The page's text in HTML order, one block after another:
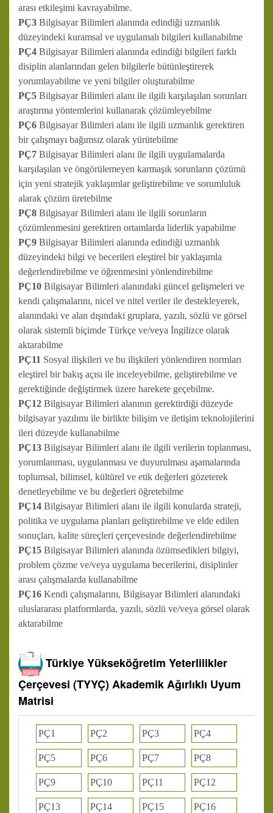
arası etkileşimi kavrayabilme.
PÇ3 Bilgisayar Bilimleri alanında edindiği uzmanlık
düzeyindeki kuramsal ve uygulamalı bilgileri kullanabilme
PÇ4 Bilgisayar Bilimleri alanında edindiği bilgileri farklı
disiplin alanlarından gelen bilgilerle bütünleştirerek
yorumlayabilme ve yeni bilgiler oluşturabilme
PÇ5 Bilgisayar Bilimleri alanı ile ilgili karşılaşılan sorunları
araştırma yöntemlerini kullanarak çözümleyebilme
PÇ6 Bilgisayar Bilimleri alanı ile ilgili uzmanlık gerektiren
bir çalışmayı bağımsız olarak yürütebilme
PÇ7 Bilgisayar Bilimleri alanı ile ilgili uygulamalarda
karşılaşılan ve öngörülemeyen karmaşık sorunların çözümü
için yeni stratejik yaklaşımlar geliştirebilme ve sorumluluk
alarak çözüm üretebilme
PÇ8 Bilgisayar Bilimleri alanı ile ilgili sorunların
çözümlenmesini gerektiren ortamlarda liderlik yapabilme
PÇ9 Bilgisayar Bilimleri alanında edindiği uzmanlık
düzeyindeki bilgi ve becerileri eleştirel bir yaklaşımla
değerlendirebilme ve öğrenmesini yönlendirebilme
PÇ10 Bilgisayar Bilimleri alanındaki güncel gelişmeleri ve
kendi çalışmalarını, nicel ve nitel veriler ile destekleyerek,
alanındaki ve alan dışındaki gruplara, yazılı, sözlü ve görsel
olarak sistemli biçimde Türkçe ve/veya İngilizce olarak
aktarabilme
PÇ11 Sosyal ilişkileri ve bu ilişkileri yönlendiren normları
eleştirel bir bakış açısı ile inceleyebilme, geliştirebilme ve
gerektiğinde değiştirmek üzere harekete geçebilme.
PÇ12 Bilgisayar Bilimleri alanının gerektirdiği düzeyde
bilgisayar yazılımı ile birlikte bilişim ve iletişim teknolojilerini
ileri düzeyde kullanabilme
PÇ13 Bilgisayar Bilimleri alanı ile ilgili verilerin toplanması,
yorumlanması, uygulanması ve duyurulması aşamalarında
toplumsal, bilimsel, kültürel ve etik değerleri gözeterek
denetleyebilme ve bu değerleri öğretebilme
PÇ14 Bilgisayar Bilimleri alanı ile ilgili konularda strateji,
politika ve uygulama planları geliştirebilme ve elde edilen
sonuçları, kalite süreçleri çerçevesinde değerlendirebilme
PÇ15 Bilgisayar Bilimleri alanında özümsedikleri bilgiyi,
problem çözme ve/veya uygulama becerilerini, disiplinler
arası çalışmalarda kullanabilme
PÇ16 Kendi çalışmalarını, Bilgisayar Bilimleri alanındaki
uluslararası platformlarda, yazılı, sözlü ve/veya görsel olarak
aktarabilme
Türkiye Yükseköğretim Yeterlilikler
Çerçevesi (TYYÇ) Akademik Ağırlıklı Uyum
Matrisi
PÇ1 PÇ2 PÇ3 PÇ4
PÇ5 PÇ6 PÇ7 PÇ8
PÇ9 PÇ10 PÇ11 PÇ12
PÇ13 PÇ14 PÇ15 PÇ16